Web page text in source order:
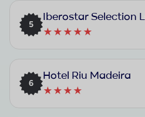
5
Iberostar Selection
★★★★★
6
Hotel Riu Madeira
★★★★